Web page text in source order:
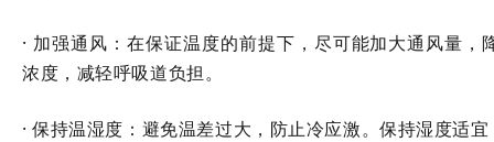
· 加强通风：在保证温度的前提下，尽可能加大通风量
浓度，减轻呼吸道负担。
· 保持温湿度：避免温差过大，防止冷应激。保持湿度适